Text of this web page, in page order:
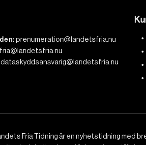
prenumeration@landetsfria.nu
dataskyddsansvarig@landetsfria.nu
Fria Tidning är en nyhetstidning med